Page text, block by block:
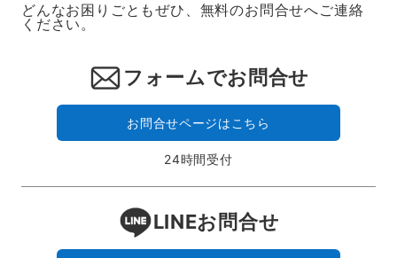
どんなお困りごともぜひ、無料のお問合せへご連絡
ください。
フォームでお問合せ
お問合せページはこちら
24時間受付
LINEお問合せ